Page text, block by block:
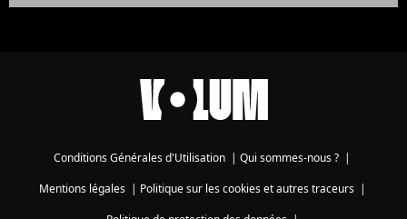
Conditions Générales d'Utilisation | Qui sommes-nous ? |
Mentions légales| Politique sur les cookies et autres traceurs|